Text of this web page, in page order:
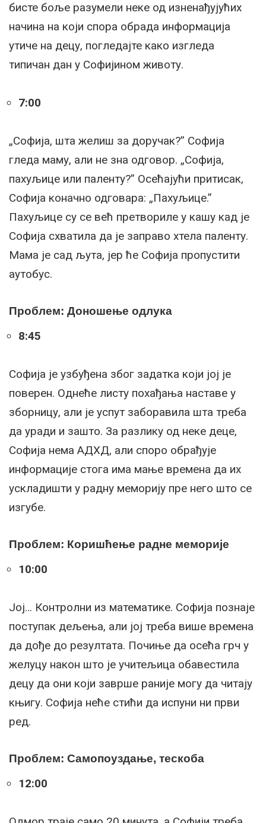
бисте боље разумели неке од изненађујућих
начина на који спора обрада информација
утиче на децу, погледајте како изгледа
типичан дан у Софијином животу.
7:00
„Софија, шта желиш за доручак?” Софија
гледа маму, али не зна одговор. „Софија,
пахуљице или паленту?” Осећајући притисак,
Софија коначно одговара: „Пахуљице.”
Пахуљице су се већ претвориле у кашу кад је
Софија схватила да је заправо хтела паленту.
Мама је сад љута, јер ће Софија пропустити
аутобус.
Проблем: Доношење одлука
8:45
Софија је узбуђена због задатка који јој је
поверен. Однеће листу похађања наставе у
зборницу, али је успут заборавила шта треба
да уради и зашто. За разлику од неке деце,
Софија нема АДХД, али споро обрађује
информације стога има мање времена да их
ускладишти у радну меморију пре него што се
изгубе.
Проблем: Коришћење радне меморије
10:00
Јој… Контролни из математике. Софија познаје
поступак дељења, али јој треба више времена
да дође до резултата. Почиње да осећа грч у
желуцу након што је учитељица обавестила
децу да они који заврше раније могу да читају
књигу. Софија неће стићи да испуни ни први
ред.
Проблем: Самопоуздање, тескоба
12:00